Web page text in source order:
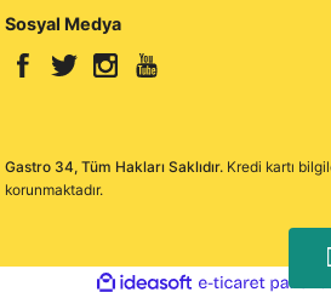
Sosyal Medya
Gastro 34, Tüm Hakları Saklıdır. Kredi kartı
korunmaktadır.
ideasoft